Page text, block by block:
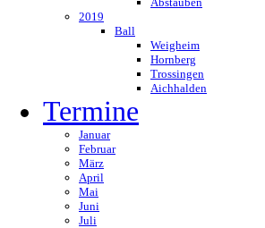
2019
Ball
Weigheim
Hornberg
Trossingen
Aichhalden
Termine
Januar
Februar
März
April
Mai
Juni
Juli